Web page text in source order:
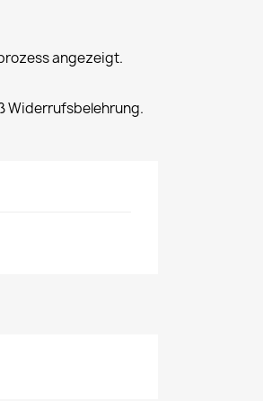
angezeigt.
Widerrufsbelehrung.